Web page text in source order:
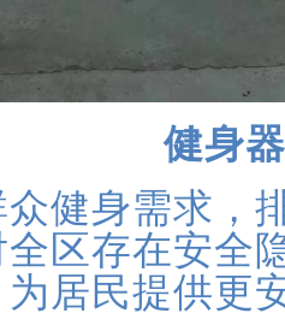
健身
身需求，
区存在安全
居民提供更